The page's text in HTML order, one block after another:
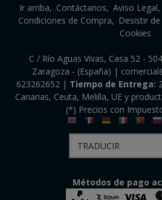
Ir arriba Contáctanos Aviso Legal
Condiciones de Compra
Desistir
Cookies
C / Río Aguas Vivas, Casa 52 -
Zaragoza - (España) |
623262652| Tiempo de Entrega:
Canarias, Ceuta, Melilla, UE y
(*) Precios con
Métodos de pago